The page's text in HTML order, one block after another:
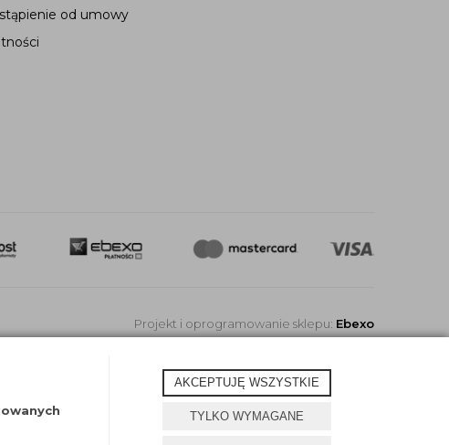
AKCEPTUJĘ WSZYSTKIE
TYLKO WYMAGANE
od umowy
Projekt i oprogramowanie sklepu: Ebexo